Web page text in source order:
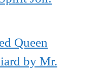
Queen
by Mr.